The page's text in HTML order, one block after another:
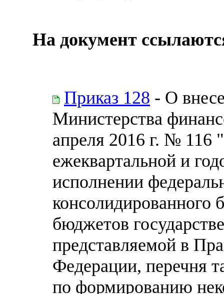
На документ
Приказ 128 - О
Министерства
апреля 2016 г. №
ежеквартальной и
исполнении
консолидированного
бюджетов
представляемой в
Федерации, перечня
по формированию